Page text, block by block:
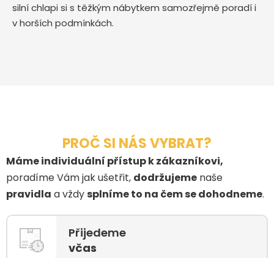
silní chlapi si s těžkým nábytkem samozřejmě poradí i
v horších podmínkách.
PROČ SI NÁS VYBRAT?
Máme individuální přístup k zákazníkovi,
poradíme Vám jak ušetřit, dodržujeme naše
pravidla a vždy splníme to na čem se dohodneme.
Přijedeme
včas